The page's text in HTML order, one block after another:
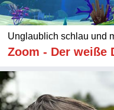
Unglaublich schlau und
Zoom - Der weiße